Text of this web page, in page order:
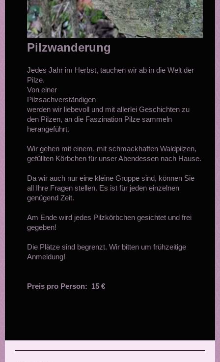
Pilzwanderung
Jedes Jahr im Herbst, tauchen wir ab in die Welt der
Pilze.
Von einer
Pilzsachverständigen
werden wir liebevoll und mit allerlei Geschichten zu
den Pilzen, an die Faszination Pilze sammeln
herangeführt.
Wir gehen mit einem, mit schmackhaften Waldpilzen,
gefüllten Körbchen für unser Abendessen nach Hause.
Da wir auch nur eine kleine Gruppe sind, können Sie
all Ihre Fragen stellen. Es ist für jeden einzelnen
genügend Zeit.
Am Ende wird jedes Pilzkörbchen gesichtet und frei
gegeben!
Die Plätze sind begrenzt. Wir bitten um frühzeitige
Anmeldung!
Preis pro Person: 15 €